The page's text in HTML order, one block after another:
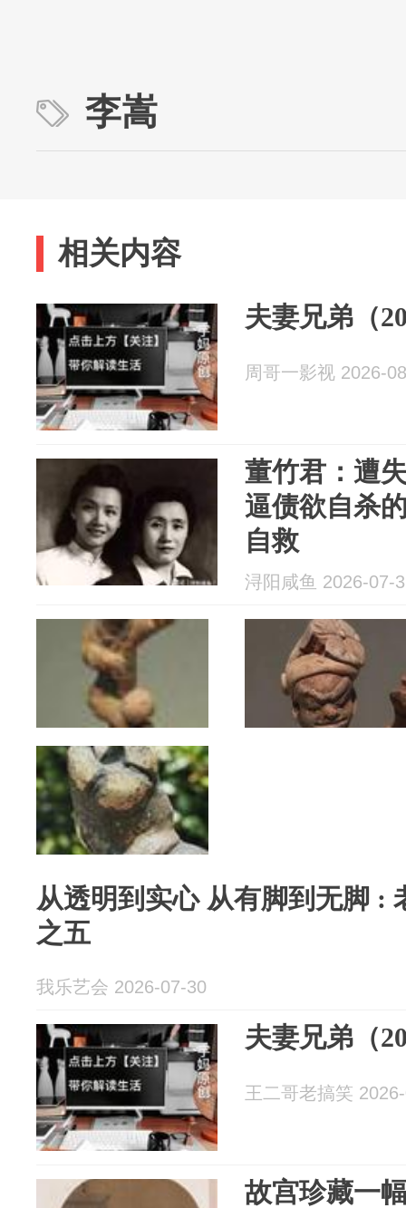
李嵩
相关内容
夫妻兄弟（
周哥一影视 2026-
董竹君：遭
逼债欲自杀
自救
浔阳咸鱼 2026-07-
从透明到实心 从有脚到无脚 :
之五
我乐艺会 2026-07-30
夫妻兄弟（
王二哥老搞笑
故宫珍藏一